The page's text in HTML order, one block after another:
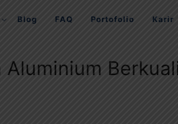
Blog FAQ Portofolio Karir
Aluminium